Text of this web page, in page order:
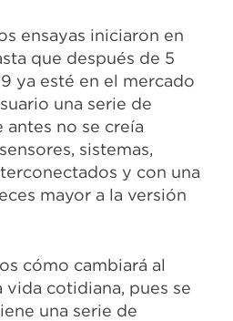
ensayas iniciaron en
que después de 5
ya esté en el mercado
una serie de
no se creía
sistemas,
y con una
mayor a la versión
cómo cambiará al
vida cotidiana, pues se
una serie de